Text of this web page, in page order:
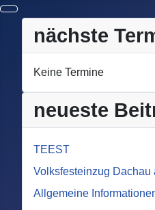
nächste
Keine Termine
neueste
TEEST
Volksfesteinzug Dachau
Allgemeine